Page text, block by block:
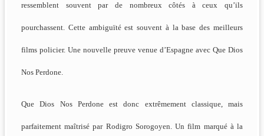
ressemblent souvent par de nombreux côtés à ceux qu’ils
pourchassent. Cette ambiguïté est souvent à la base des meilleurs
films policier. Une nouvelle preuve venue d’Espagne avec Que Dios
Nos Perdone.
Que Dios Nos Perdone est donc extrêmement classique, mais
parfaitement maîtrisé par Rodigro Sorogoyen. Un film marqué à la